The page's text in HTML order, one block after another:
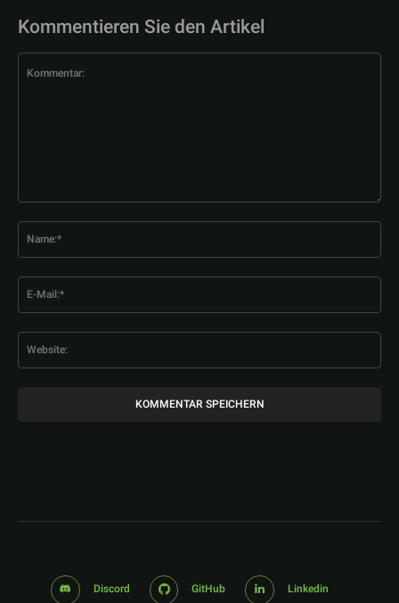
Kommentieren Sie den Artikel
Discord GitHub Linkedin